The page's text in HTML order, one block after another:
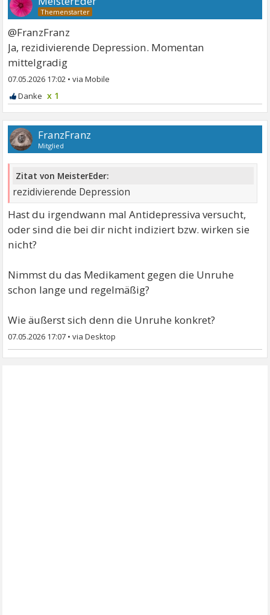
@FranzFranz
Ja, rezidivierende Depression. Momentan
mittelgradig
07.05.2026 17:02 •
x 1
FranzFranz
Mitglied
Zitat von MeisterEder:
rezidivierende Depression
Hast du irgendwann mal Antidepressiva versucht,
oder sind die bei dir nicht indiziert bzw. wirken sie
nicht?
Nimmst du das Medikament gegen die Unruhe
schon lange und regelmäßig?
Wie äußerst sich denn die Unruhe konkret?
07.05.2026 17:07 •